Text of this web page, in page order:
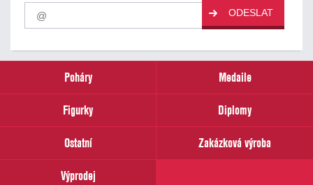
Pro
odběr
našich
email
ODESLAT
Poháry
Medaile
Figurky
Diplomy
Ostatní
Zakázková výroba
Výprodej